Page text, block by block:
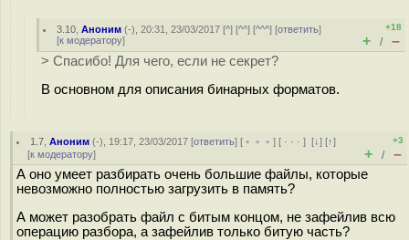
3.10 ,Аноним (-), 20:31, 23/03/2017 [^] [^^] [^^^] [ответить]
[к модератору]
+18
+ / –
> Спасибо! Для чего, если не секрет?
В основном для описания бинарных форматов.
1.7 ,Аноним (-), 19:17, 23/03/2017 [ответить] [ ﹢﹢﹢] [ · · ·][↓] [↑]
[к модератору]
+3
+ / –
А оно умеет разбирать очень большие файлы, которые
невозможно полностью загрузить в память?
А может разобрать файл с битым концом, не зафейлив всю
операцию разбора, а зафейлив только битую часть?